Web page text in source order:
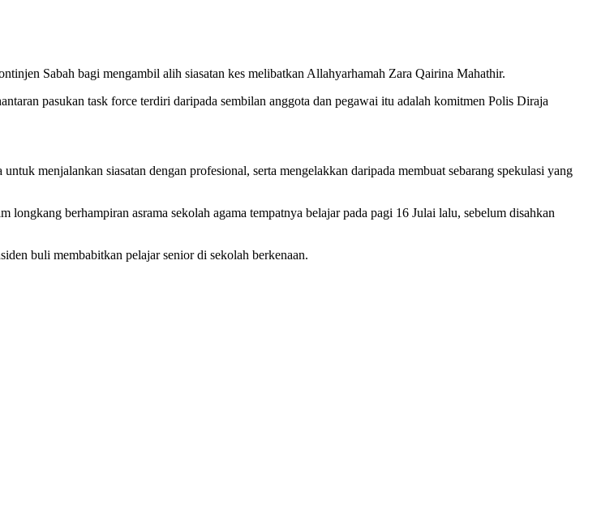
Sabah bagi mengambil alih siasatan kes melibatkan Allahyarhamah Zara Qairina Mahathir.
pasukan task force terdiri daripada sembilan anggota dan pegawai itu adalah komitmen Polis Diraja
menjalankan siasatan dengan profesional, serta mengelakkan daripada membuat sebarang spekulasi yang
berhampiran asrama sekolah agama tempatnya belajar pada pagi 16 Julai lalu, sebelum disahkan
buli membabitkan pelajar senior di sekolah berkenaan.